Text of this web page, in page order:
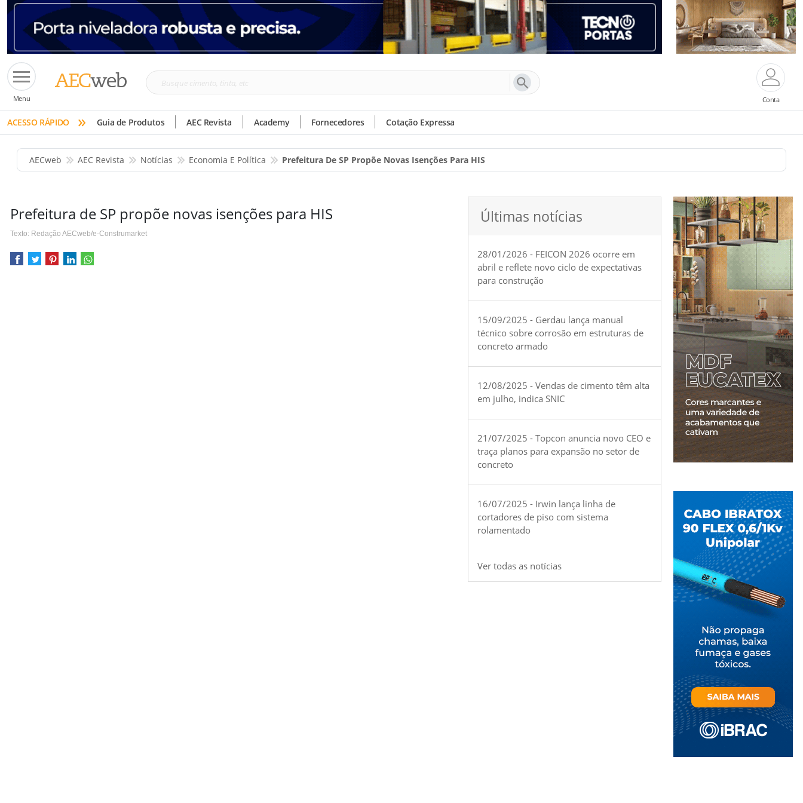
Menu
Busque
tinta,
etc
Conta
ACESSO RÁPIDO » Guia de Produtos AEC Revista Academy Fornecedores Cotação Expressa
AECweb AEC Revista Notícias Economia E Política Prefeitura De SP Propõe Novas Isenções Para HIS
Prefeitura de SP propõe novas isenções para HIS
Texto: Redação AECweb/e-Construmarket
Últimas notícias
28/01/2026 - FEICON 2026 ocorre em
abril e reflete novo ciclo de expectativas
para construção
15/09/2025 - Gerdau lança manual
técnico sobre corrosão em estruturas de
concreto armado
12/08/2025 - Vendas de cimento têm alta
em julho, indica SNIC
21/07/2025 - Topcon anuncia novo CEO e
traça planos para expansão no setor de
concreto
16/07/2025 - Irwin lança linha de
cortadores de piso com sistema
rolamentado
Ver todas as notícias